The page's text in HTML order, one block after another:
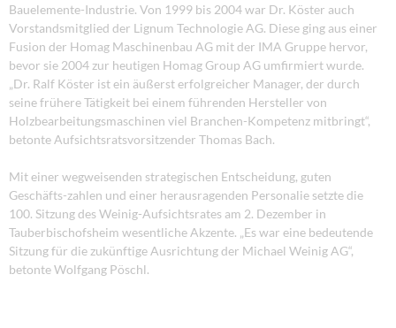
Bauelemente-Industrie. Von 1999 bis 2004 war Dr. Köster auch
Vorstandsmitglied der Lignum Technologie AG. Diese ging aus einer
Fusion der Homag Maschinenbau AG mit der IMA Gruppe hervor,
bevor sie 2004 zur heutigen Homag Group AG umfirmiert wurde.
„Dr. Ralf Köster ist ein äußerst erfolgreicher Manager, der durch
seine frühere Tätigkeit bei einem führenden Hersteller von
Holzbearbeitungsmaschinen viel Branchen-Kompetenz mitbringt“,
betonte Aufsichtsratsvorsitzender Thomas Bach.
Mit einer wegweisenden strategischen Entscheidung, guten
Geschäfts-zahlen und einer herausragenden Personalie setzte die
100. Sitzung des Weinig-Aufsichtsrates am 2. Dezember in
Tauberbischofsheim wesentliche Akzente. „Es war eine bedeutende
Sitzung für die zukünftige Ausrichtung der Michael Weinig AG“,
betonte Wolfgang Pöschl.